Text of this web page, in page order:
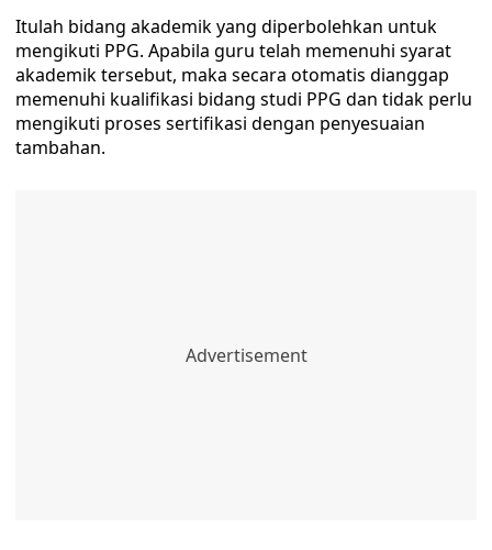
Itulah bidang akademik yang diperbolehkan untuk
mengikuti PPG. Apabila guru telah memenuhi syarat
akademik tersebut, maka secara otomatis dianggap
memenuhi kualifikasi bidang studi PPG dan tidak perlu
mengikuti proses sertifikasi dengan penyesuaian
tambahan.